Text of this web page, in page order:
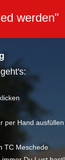
werden"
per Hand ausfüllen
TC Meschede